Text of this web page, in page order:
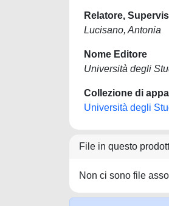
Relatore,
Lucisano, Antonia
Nome Editore
Università degli
Collezione di
Università degli
File in questo
Non ci sono file